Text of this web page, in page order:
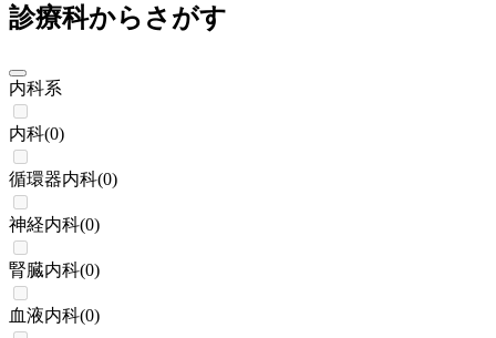
診療科からさがす
内科系
内科(0)
循環器内科(0)
神経内科(0)
腎臓内科(0)
血液内科(0)